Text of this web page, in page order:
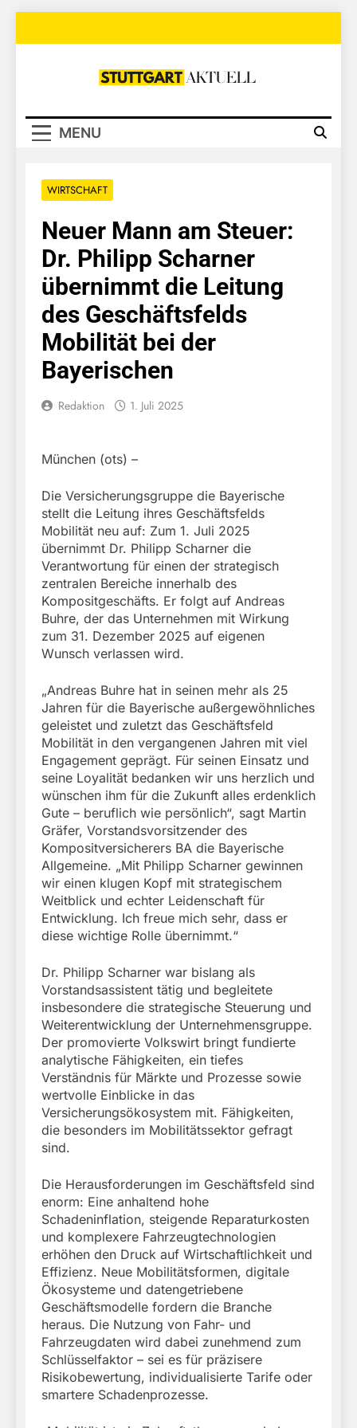
Stuttgart
MENU
WIRTSCHAFT
Neuer Mann am Steuer:
Dr. Philipp Scharner
übernimmt die Leitung
des Geschäftsfelds
Mobilität bei der
Bayerischen
Redaktion 1. Juli 2025
München (ots) –
Die Versicherungsgruppe die Bayerische
stellt die Leitung ihres Geschäftsfelds
Mobilität neu auf: Zum 1. Juli 2025
übernimmt Dr. Philipp Scharner die
Verantwortung für einen der strategisch
zentralen Bereiche innerhalb des
Kompositgeschäfts. Er folgt auf Andreas
Buhre, der das Unternehmen mit Wirkung
zum 31. Dezember 2025 auf eigenen
Wunsch verlassen wird.
„Andreas Buhre hat in seinen mehr als 25
Jahren für die Bayerische außergewöhnliches
geleistet und zuletzt das Geschäftsfeld
Mobilität in den vergangenen Jahren mit viel
Engagement geprägt. Für seinen Einsatz und
seine Loyalität bedanken wir uns herzlich und
wünschen ihm für die Zukunft alles erdenklich
Gute – beruflich wie persönlich“, sagt Martin
Gräfer, Vorstandsvorsitzender des
Kompositversicherers BA die Bayerische
Allgemeine. „Mit Philipp Scharner gewinnen
wir einen klugen Kopf mit strategischem
Weitblick und echter Leidenschaft für
Entwicklung. Ich freue mich sehr, dass er
diese wichtige Rolle übernimmt.“
Dr. Philipp Scharner war bislang als
Vorstandsassistent tätig und begleitete
insbesondere die strategische Steuerung und
Weiterentwicklung der Unternehmensgruppe.
Der promovierte Volkswirt bringt fundierte
analytische Fähigkeiten, ein tiefes
Verständnis für Märkte und Prozesse sowie
wertvolle Einblicke in das
Versicherungsökosystem mit. Fähigkeiten,
die besonders im Mobilitätssektor gefragt
sind.
Die Herausforderungen im Geschäftsfeld sind
enorm: Eine anhaltend hohe
Schadeninflation, steigende Reparaturkosten
und komplexere Fahrzeugtechnologien
erhöhen den Druck auf Wirtschaftlichkeit und
Effizienz. Neue Mobilitätsformen, digitale
Ökosysteme und datengetriebene
Geschäftsmodelle fordern die Branche
heraus. Die Nutzung von Fahr- und
Fahrzeugdaten wird dabei zunehmend zum
Schlüsselfaktor – sei es für präzisere
Risikobewertung, individualisierte Tarife oder
smartere Schadenprozesse.